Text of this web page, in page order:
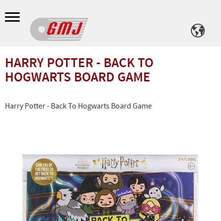
Meny
HARRY POTTER - BACK TO
HOGWARTS BOARD GAME
Harry Potter - Back To Hogwarts Board Game